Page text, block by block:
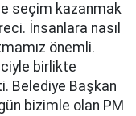
seçim kazanmak
İnsanlara nasıl
önemli.
birlikte
Belediye Başkan
bizimle olan PM